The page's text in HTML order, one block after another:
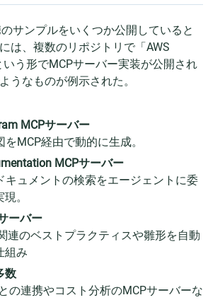
サンプルをいくつか公開していると
は、複数のリポジトリで「AWS
いう形でMCPサーバー実装が公開され
うなものが例示された。
MCPサーバー
をMCP経由で動的に生成。
MCPサーバー
キュメントの検索をエージェントに委
。
ーバー
連のベストプラクティスや雛形を自動
組み
数
の連携やコスト分析のMCPサーバーな